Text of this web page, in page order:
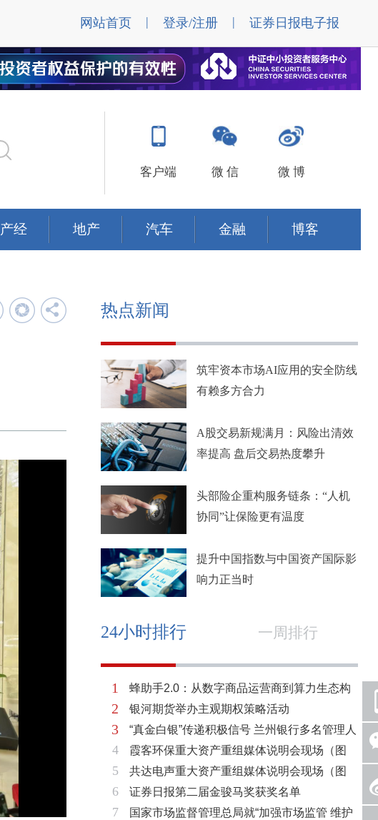
网站首页 | 登录/注册 | 证券日报电子报
客户端 微 信 微 博
产经 地产 汽车 金融 博客
热点新闻
筑牢资本市场AI应用的安全防线
有赖多方合力
A股交易新规满月：风险出清效
率提高 盘后交易热度攀升
头部险企重构服务链条：“人机
协同”让保险更有温度
提升中国指数与中国资产国际影
响力正当时
24小时排行 一周排行
1
2
3
4
5
6
7
蜂助手2.0：从数字商品运营商到算力生态构
建者的跃迁
银河期货举办主观期权策略活动
“真金白银”传递积极信号 兰州银行多名管理人
员拟增持公司股份不低于600万元
霞客环保重大资产重组媒体说明会现场（图
片）
共达电声重大资产重组媒体说明会现场（图
片）
证券日报第二届金骏马奖获奖名单
国家市场监督管理总局就“加强市场监管 维护